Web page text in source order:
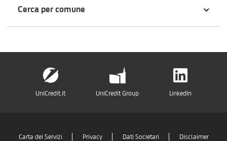
Cerca per comune
UniCredit.it UniCredit Group LinkedIn
Carta dei Servizi Privacy Dati Societari Disclaimer